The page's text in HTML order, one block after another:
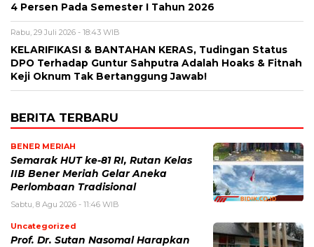
4 Persen Pada Semester I Tahun 2026
Rabu, 29 Juli 2026 - 18:43 WIB
KELARIFIKASI & BANTAHAN KERAS, Tudingan Status
DPO Terhadap Guntur Sahputra Adalah Hoaks & Fitnah
Keji Oknum Tak Bertanggung Jawab!
BERITA TERBARU
BENER MERIAH
Semarak HUT ke-81 RI, Rutan Kelas
IIB Bener Meriah Gelar Aneka
Perlombaan Tradisional
Sabtu, 8 Agu 2026 - 11:46 WIB
Uncategorized
Prof. Dr. Sutan Nasomal Harapkan